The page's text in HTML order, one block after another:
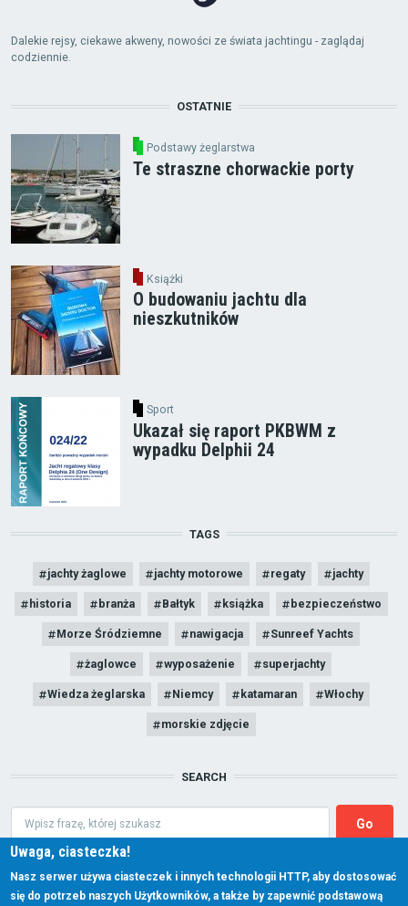
Dalekie rejsy, ciekawe akweny, nowości ze świata jachtingu - zaglądaj
codziennie.
OSTATNIE
Podstawy żeglarstwa
Te straszne chorwackie porty
Książki
O budowaniu jachtu dla
nieszkutników
Sport
Ukazał się raport PKBWM z
wypadku Delphii 24
TAGS
jachty żaglowe jachty motorowe regaty jachty
historia branża Bałtyk książka bezpieczeństwo
Morze Śródziemne nawigacja Sunreef Yachts
żaglowce wyposażenie superjachty
Wiedza żeglarska Niemcy katamaran Włochy
morskie zdjęcie
SEARCH
Uwaga, ciasteczka!
Nasz serwer używa ciasteczek i innych technologii HTTP, aby dostosować
się do potrzeb naszych Użytkowników, a także by zapewnić podstawową